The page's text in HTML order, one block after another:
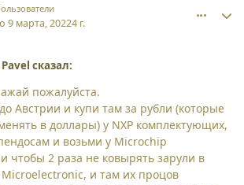
9 марта, 20224 г.
сказал:
пожалуйста.
Австрии и купи там за рубли (которые
в доллары) у NXP комплектующих,
и возьми у Microchip
чтобы 2 раза не ковырять зарули в
и там их процов